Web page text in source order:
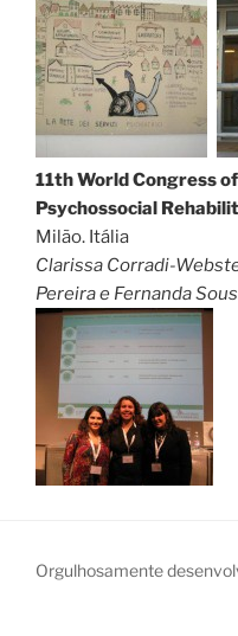
11th World Congress
Psychossocial
Milão. Itália
Clarissa Corradi-
Pereira e Fernanda
Orgulhosamente